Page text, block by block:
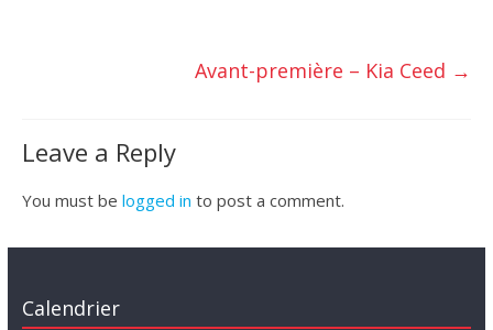
Avant-première – Kia Ceed →
Leave a Reply
You must be logged in to post a comment.
Calendrier